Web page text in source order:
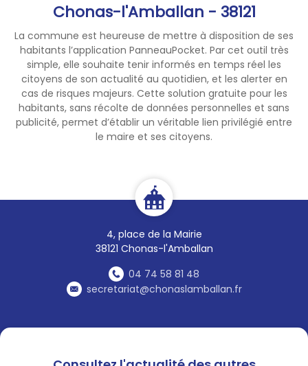
Chonas-l'Amballan - 38121
La commune est heureuse de mettre à disposition de ses
habitants l’application PanneauPocket. Par cet outil très
simple, elle souhaite tenir informés en temps réel les
citoyens de son actualité au quotidien, et les alerter en
cas de risques majeurs. Cette solution gratuite pour les
habitants, sans récolte de données personnelles et sans
publicité, permet d’établir un véritable lien privilégié entre
le maire et ses citoyens.
4, place de la Mairie
38121 Chonas-l'Amballan
04 74 58 81 48
secretariat@chonaslamballan.fr